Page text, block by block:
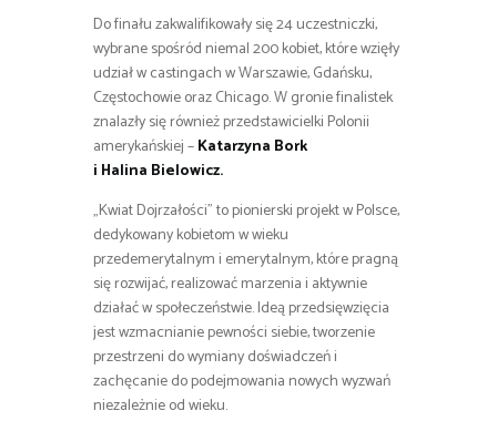
Do finału zakwalifikowały się 24 uczestniczki,
wybrane spośród niemal 200 kobiet, które wzięły
udział w castingach w Warszawie, Gdańsku,
Częstochowie oraz Chicago. W gronie finalistek
znalazły się również przedstawicielki Polonii
amerykańskiej –Katarzyna Bork
i Halina Bielowicz.
„Kwiat Dojrzałości” to pionierski projekt w Polsce,
dedykowany kobietom w wieku
przedemerytalnym i emerytalnym, które pragną
się rozwijać, realizować marzenia i aktywnie
działać w społeczeństwie. Ideą przedsięwzięcia
jest wzmacnianie pewności siebie, tworzenie
przestrzeni do wymiany doświadczeń i
zachęcanie do podejmowania nowych wyzwań
niezależnie od wieku.